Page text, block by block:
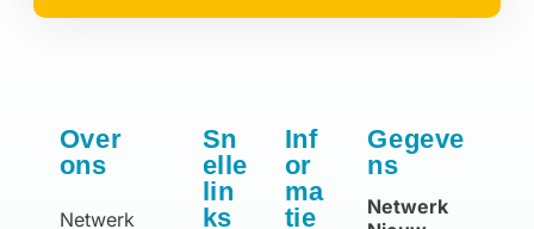
Over
ons
Netwerk
Sn
elle
lin
ks
Inf
or
ma
tie
Gegeve
ns
Netwerk